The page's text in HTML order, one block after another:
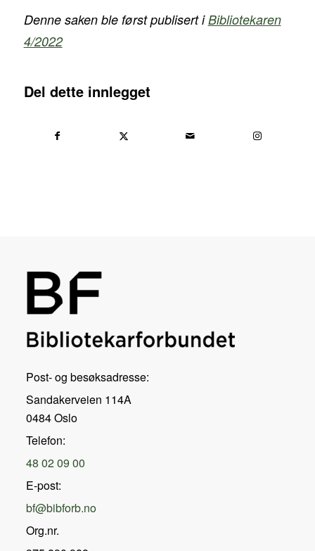
Denne saken ble først publisert iBibliotekaren
4/2022
Del dette innlegget
Post- og besøksadresse:
Sandakerveien 114A
0484 Oslo
Telefon:
48 02 09 00
E-post:
bf@bibforb.no
Org.nr.